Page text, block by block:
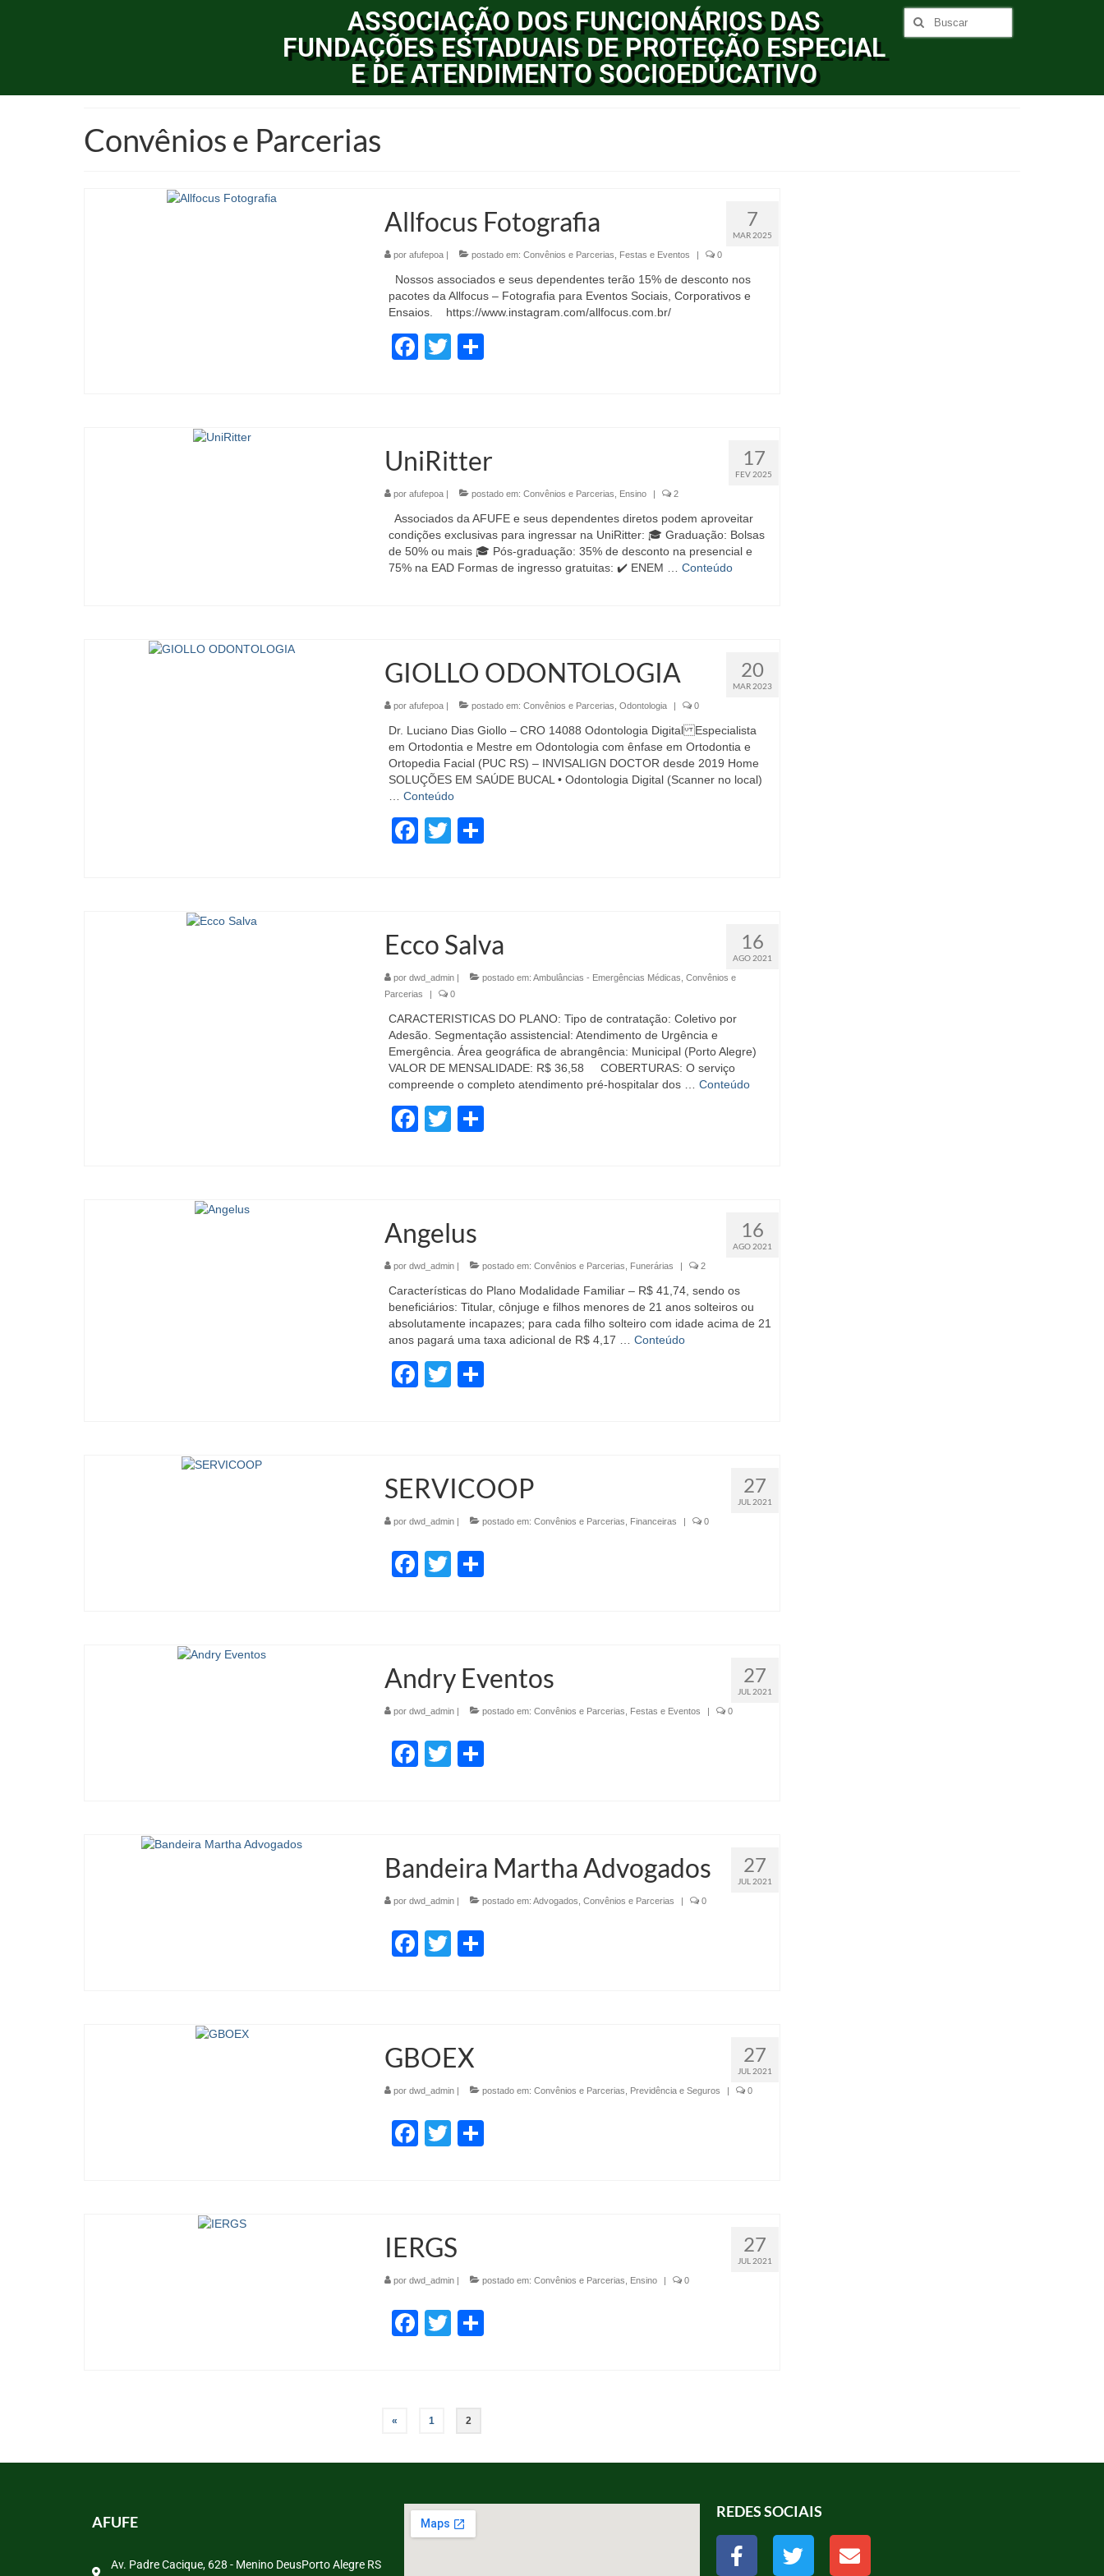
ASSOCIAÇÃO DOS FUNCIONÁRIOS DAS
FUNDAÇÕES ESTADUAIS DE PROTEÇÃO ESPECIAL
E DE ATENDIMENTO SOCIOEDUCATIVO
Convênios e Parcerias
7
MAR 2025
Allfocus Fotografia
por afufepoa| postado em: Convênios e Parcerias Festas e Eventos | 0
Nossos associados e seus dependentes terão 15% de desconto nos
pacotes da Allfocus – Fotografia para Eventos Sociais, Corporativos e
Ensaios. https://www.instagram.com/allfocus.com.br/
Facebook
Twitter
17
FEV 2025
UniRitter
por afufepoa| postado em: Convênios e Parcerias Ensino | 2
Associados da AFUFE e seus dependentes diretos podem aproveitar
condições exclusivas para ingressar na UniRitter: 🎓 Graduação: Bolsas
de 50% ou mais 🎓 Pós-graduação: 35% de desconto na presencial e
75% na EAD Formas de ingresso gratuitas: ✔️ ENEM … Conteúdo
20
MAR 2023
GIOLLO ODONTOLOGIA
por afufepoa| postado em: Convênios e Parcerias Odontologia | 0
Dr. Luciano Dias Giollo – CRO 14088 Odontologia Digital Especialista
em Ortodontia e Mestre em Odontologia com ênfase em Ortodontia e
Ortopedia Facial (PUC RS) – INVISALIGN DOCTOR desde 2019 Home
SOLUÇÕES EM SAÚDE BUCAL • Odontologia Digital (Scanner no local)
Conteúdo
Facebook
Twitter
16
AGO 2021
Ecco Salva
por dwd_admin| postado em: Ambulâncias - Emergências Médicas Convênios e
Parcerias
| 0
CARACTERISTICAS DO PLANO: Tipo de contratação: Coletivo por
Adesão. Segmentação assistencial: Atendimento de Urgência e
Emergência. Área geográfica de abrangência: Municipal (Porto Alegre)
VALOR DE MENSALIDADE: R$ 36,58 COBERTURAS: O serviço
compreende o completo atendimento pré-hospitalar dos … Conteúdo
Facebook
Twitter
16
AGO 2021
Angelus
por dwd_admin| postado em: Convênios e Parcerias Funerárias | 2
Características do Plano Modalidade Familiar – R$ 41,74, sendo os
beneficiários: Titular, cônjuge e filhos menores de 21 anos solteiros ou
absolutamente incapazes; para cada filho solteiro com idade acima de 21
anos pagará uma taxa adicional de R$ 4,17 … Conteúdo
Facebook
Twitter
27
JUL 2021
SERVICOOP
por dwd_admin| postado em: Convênios e Parcerias Financeiras | 0
Facebook
Twitter
27
JUL 2021
Andry Eventos
por dwd_admin| postado em: Convênios e Parcerias Festas e Eventos | 0
Facebook
Twitter
27
JUL 2021
Bandeira Martha Advogados
por dwd_admin| postado em: Advogados Convênios e Parcerias | 0
Facebook
Twitter
27
JUL 2021
GBOEX
por dwd_admin| postado em: Convênios e Parcerias Previdência e Seguros | 0
Facebook
Twitter
27
JUL 2021
IERGS
por dwd_admin| postado em: Convênios e Parcerias Ensino | 0
Facebook
Twitter
« 1 2
AFUFE
Av. Padre Cacique, 628 - Menino DeusPorto Alegre RS
REDES SOCIAIS